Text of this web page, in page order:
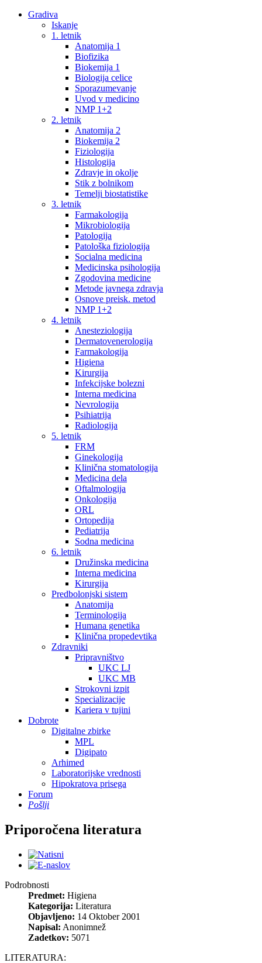
Gradiva
Iskanje
1. letnik
Anatomija 1
Biofizika
Biokemija 1
Biologija celice
Sporazumevanje
Uvod v medicino
NMP 1+2
2. letnik
Anatomija 2
Biokemija 2
Fiziologija
Histologija
Zdravje in okolje
Stik z bolnikom
Temelji biostatistike
3. letnik
Farmakologija
Mikrobiologija
Patologija
Patološka fiziologija
Socialna medicina
Medicinska psihologija
Zgodovina medicine
Metode javnega zdravja
Osnove preisk. metod
NMP 1+2
4. letnik
Anesteziologija
Dermatovenerologija
Farmakologija
Higiena
Kirurgija
Infekcijske bolezni
Interna medicina
Nevrologija
Psihiatrija
Radiologija
5. letnik
FRM
Ginekologija
Klinična stomatologija
Medicina dela
Oftalmologija
Onkologija
ORL
Ortopedija
Pediatrija
Sodna medicina
6. letnik
Družinska medicina
Interna medicina
Kirurgija
Predbolonjski sistem
Anatomija
Terminologija
Humana genetika
Klinična propedevtika
Zdravniki
Pripravništvo
UKC LJ
UKC MB
Strokovni izpit
Specializacije
Kariera v tujini
Dobrote
Digitalne zbirke
MPL
Digipato
Arhimed
Laboratorijske vrednosti
Hipokratova prisega
Forum
Pošlji
Priporočena literatura
Podrobnosti
Predmet: Higiena
Kategorija: Literatura
Objavljeno: 14 Oktober 2001
Napisal: Anonimnež
Zadetkov: 5071
LITERATURA: